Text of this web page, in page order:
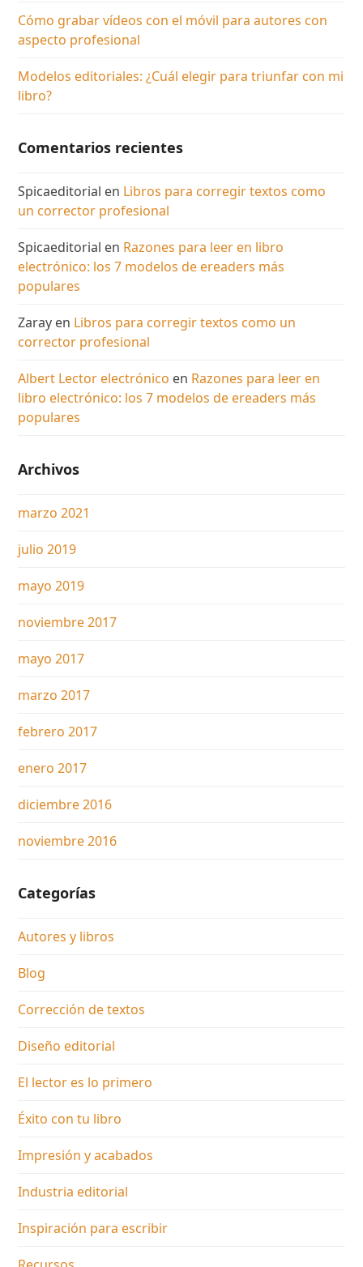
Cómo grabar vídeos con el móvil para autores con
aspecto profesional
Modelos editoriales: ¿Cuál elegir para triunfar con mi
libro?
Comentarios recientes
Spicaeditorial en Libros para corregir textos como
un corrector profesional
Spicaeditorial en Razones para leer en libro
electrónico: los 7 modelos de ereaders más
populares
Zaray en Libros para corregir textos como un
corrector profesional
Albert Lector electrónico en Razones para leer en
libro electrónico: los 7 modelos de ereaders más
populares
Archivos
marzo 2021
julio 2019
mayo 2019
noviembre 2017
mayo 2017
marzo 2017
febrero 2017
enero 2017
diciembre 2016
noviembre 2016
Categorías
Autores y libros
Blog
Corrección de textos
Diseño editorial
El lector es lo primero
Éxito con tu libro
Impresión y acabados
Industria editorial
Inspiración para escribir